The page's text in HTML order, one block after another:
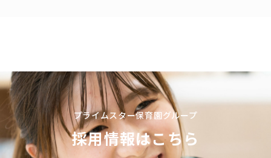
プライムスター保育園グループ
採用情報はこちら